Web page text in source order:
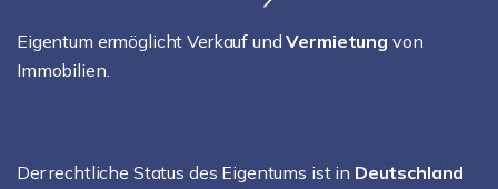
Eigentum ermöglicht Verkauf undVermietung von
Immobilien.
Der rechtliche Status des Eigentums ist in Deutschland